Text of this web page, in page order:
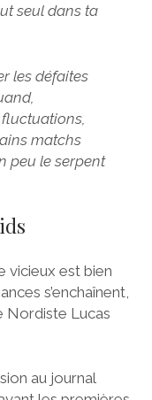
seul dans ta
les défaites
matchs
peu le serpent
vicieux est bien
s’enchaînent,
Nordiste Lucas
au journal